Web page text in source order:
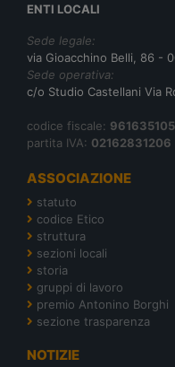
ENTI LOCALI
Sede legale:
via Gioacchino Belli, 86 -
Sede operativa:
c/o Studio Castellani Via
codice fiscale:
partita IVA: 02162831206
ASSOCIAZIONE
statuto
codice Etico
struttura
sezioni locali
storia
gruppi di lavoro
premio Antonino Borghi
sezione trasparenza
NOTIZIE